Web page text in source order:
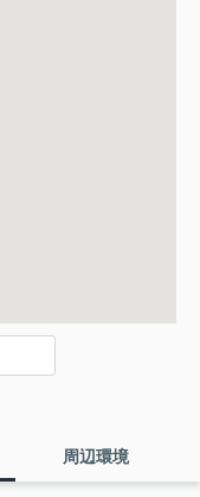
周辺環境